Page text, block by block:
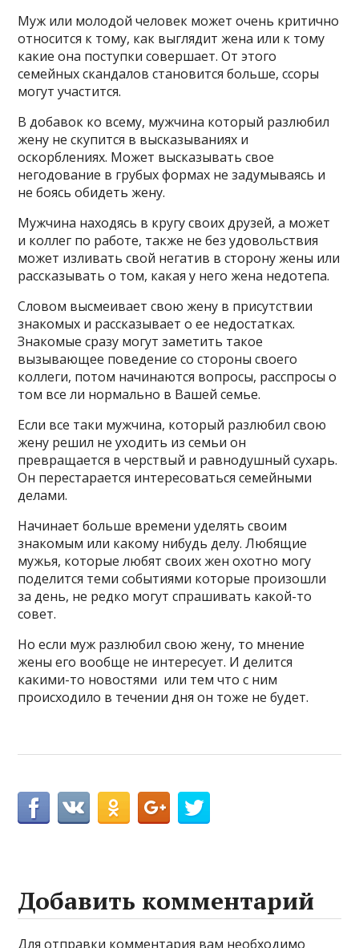
Муж или молодой человек может очень критично
относится к тому, как выглядит жена или к тому
какие она поступки совершает. От этого
семейных скандалов становится больше, ссоры
могут участится.
В добавок ко всему, мужчина который разлюбил
жену не скупится в высказываниях и
оскорблениях. Может высказывать свое
негодование в грубых формах не задумываясь и
не боясь обидеть жену.
Мужчина находясь в кругу своих друзей, а может
и коллег по работе, также не без удовольствия
может изливать свой негатив в сторону жены или
рассказывать о том, какая у него жена недотепа.
Словом высмеивает свою жену в присутствии
знакомых и рассказывает о ее недостатках.
Знакомые сразу могут заметить такое
вызывающее поведение со стороны своего
коллеги, потом начинаются вопросы, расспросы о
том все ли нормально в Вашей семье.
Если все таки мужчина, который разлюбил свою
жену решил не уходить из семьи он
превращается в черствый и равнодушный сухарь.
Он перестарается интересоваться семейными
делами.
Начинает больше времени уделять своим
знакомым или какому нибудь делу. Любящие
мужья, которые любят своих жен охотно могу
поделится теми событиями которые произошли
за день, не редко могут спрашивать какой-то
совет.
Но если муж разлюбил свою жену, то мнение
жены его вообще не интересует. И делится
какими-то новостями или тем что с ним
происходило в течении дня он тоже не будет.
Добавить комментарий
Для отправки комментария вам необходимо